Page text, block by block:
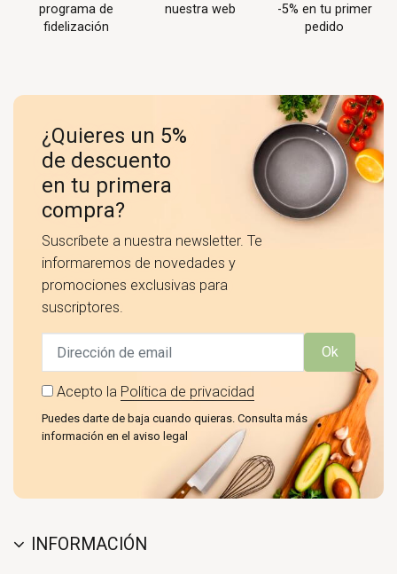
programa de
fidelización
nuestra web
-5% en tu primer
pedido
¿Quieres un 5%
de descuento
en tu primera
compra?
Suscríbete a nuestra newsletter. Te
informaremos de novedades y
promociones exclusivas para
suscriptores.
Ok
Acepto la Política de privacidad
Puedes darte de baja cuando quieras. Consulta más
información en el aviso legal
INFORMACIÓN